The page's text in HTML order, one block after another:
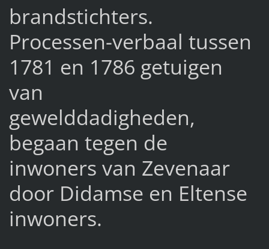
brandstichters.
Processen-verbaal tussen
1781 en 1786 getuigen
van
gewelddadigheden,
begaan tegen de
inwoners van Zevenaar
door Didamse en Eltense
inwoners.